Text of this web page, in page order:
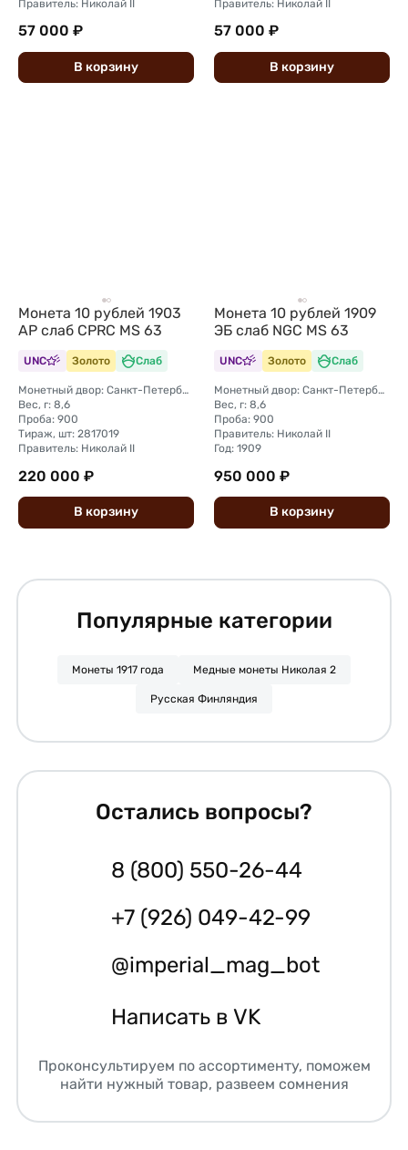
Правитель: Николай II
57 000 ₽
В корзину
Правитель: Николай II
57 000 ₽
В корзину
Монета 10 рублей 1903
АР слаб CPRC MS 63
UNC Золото Слаб
Монетный двор: Санкт-Петербургский монетный двор
Вес, г: 8,6
Проба: 900
Тираж, шт: 2817019
Правитель: Николай II
220 000 ₽
В корзину
Монета 10 рублей 1909
ЭБ слаб NGC MS 63
UNC Золото Слаб
Монетный двор: Санкт-Петербургский монетный двор
Вес, г: 8,6
Проба: 900
Правитель: Николай II
Год: 1909
950 000 ₽
В корзину
Популярные категории
Монеты 1917 года Медные монеты Николая 2
Русская Финляндия
Остались вопросы?
8 (800) 550-26-44
+7 (926) 049-42-99
@imperial_mag_bot
Написать в VK
Проконсультируем по ассортименту, поможем
найти нужный товар, развеем сомнения